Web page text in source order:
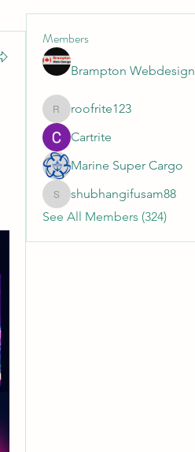
Members
Brampton Webdesign
roofrite123
roofrite123
Cartrite
Marine Super Cargo
shubhangifusam88
shubhangifusam88
See All Members (324)